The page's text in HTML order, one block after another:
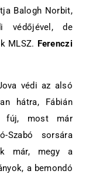
Balogh Norbit,
védőjével, de
MLSZ. Ferenczi
védi az alsó
hátra, Fábián
fúj, most már
Szabó sorsára
már, megy a
a bemondó